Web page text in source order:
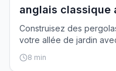
anglais classique
Construisez des
votre allée de jardin
de Ronsard' et autres
étape par étape.
8 min